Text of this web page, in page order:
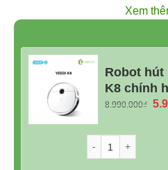
Xem
Robot hút
K8 chính
8.990.000₫